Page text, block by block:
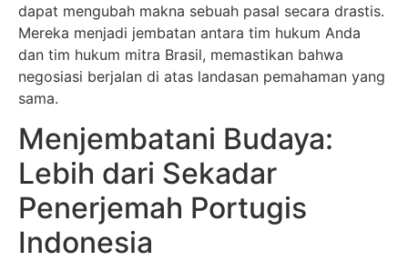
dapat mengubah makna sebuah pasal secara drastis.
Mereka menjadi jembatan antara tim hukum Anda
dan tim hukum mitra Brasil, memastikan bahwa
negosiasi berjalan di atas landasan pemahaman yang
sama.
Menjembatani Budaya:
Lebih dari Sekadar
Penerjemah Portugis
Indonesia